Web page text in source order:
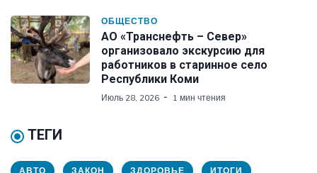
ОБЩЕСТВО
АО «Транснефть – Север»
организовало экскурсию для
работников в старинное село
Республики Коми
Июль 28, 2026 1 мин чтения
ТЕГИ
АВТО ЗАКОН ЗДОРОВЬЕ ИТОГИ